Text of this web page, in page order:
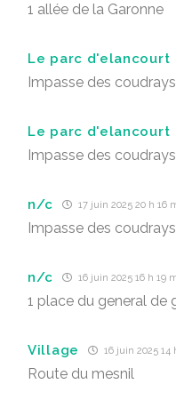
1 allée de la Garonne
Le parc d'elancourt
Impasse des coudrays
Le parc d'elancourt
Impasse des coudrays
n/c 17 juin 2025 20 h 16
Impasse des coudrays
n/c 16 juin 2025 16 h 19
1 place du general de
Village 16 juin 2025 14
Route du mesnil